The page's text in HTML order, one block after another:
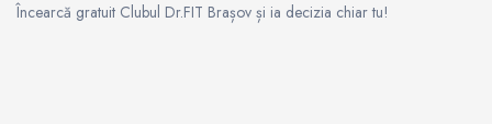
Încearcă gratuit Clubul Dr.FIT Brașov și ia decizia chiar tu!